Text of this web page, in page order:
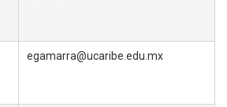
egamarra@ucaribe.edu.mx